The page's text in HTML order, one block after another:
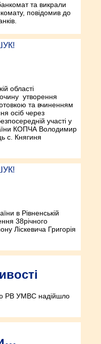
та викрали
повідомив до
області
утворення
та вчиненням
осіб через
участі у
КОПЧА Володимир
с. Княгиня
в Рівненській
38­річного
Ліскевича Григорія
РВ УМВС надійшло